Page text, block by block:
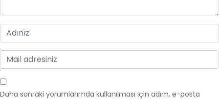
Daha sonraki yorumlarımda kullanılması için adım, e-posta